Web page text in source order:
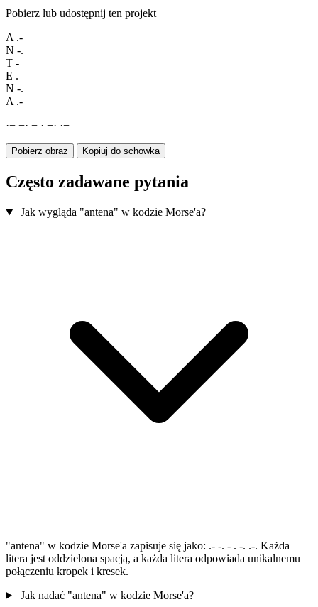
Pobierz lub udostępnij ten projekt
A .-
N -.
T -
E .
N -.
A .-
·− −· − · −· ·−
Pobierz obraz Kopiuj do schowka
Często zadawane pytania
Jak wygląda "antena" w kodzie Morse'a?
"antena" w kodzie Morse'a zapisuje się jako: .- -. - . -. .-. Każda
litera jest oddzielona spacją, a każda litera odpowiada unikalnemu
połączeniu kropek i kresek.
Jak nadać "antena" w kodzie Morse'a?